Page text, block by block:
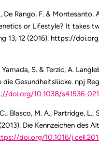
De Rango, F. & Montesanto,
or Lifestyle? It takes
13, 12 (2016). https://
S. & Terzic, A.
die Gesundheitslücke. npj
doi.org/10.1038/s41536-
Blasco, M. A., Partridge, L.,
Die Kennzeichen des
doi.org/10.1016/